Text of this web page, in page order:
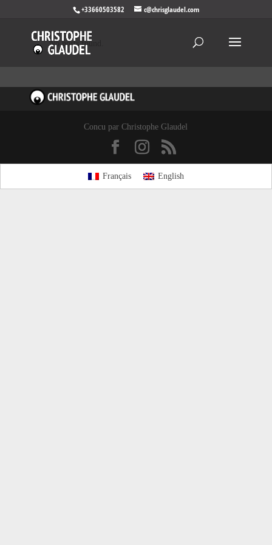
+33660503582 c@chrisglaudel.com
No posts found.
Concu par Christophe Glaudel
Français English